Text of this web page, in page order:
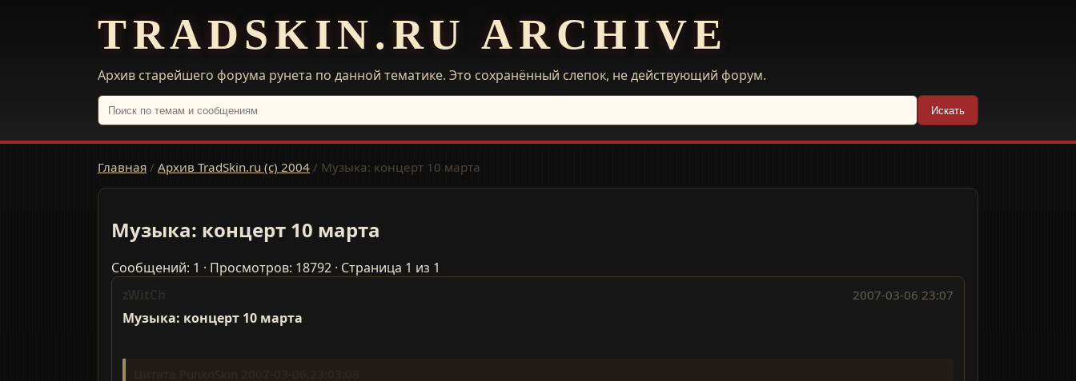
TRADSKIN.RU ARCHIVE
Архив старейшего форума рунета по данной тематике. Это сохранённый слепок, не действующий форум.
Искать
Главная / Архив TradSkin.ru (с) 2004 / Музыка: концерт 10 марта
Музыка: концерт 10 марта
Сообщений: 1 · Просмотров: 18792 · Страница 1 из 1
zWitCh 2007-03-06 23:07
Музыка: концерт 10 марта